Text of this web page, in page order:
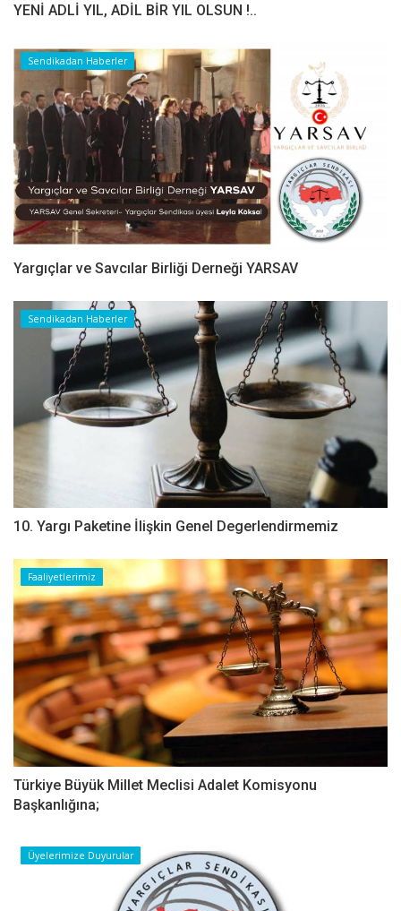
YENİ ADLİ YIL, ADİL BİR YIL OLSUN !..
Sendikadan Haberler
Yargıçlar ve Savcılar Birliği Derneği YARSAV
Sendikadan Haberler
10. Yargı Paketine İlişkin Genel Degerlendirmemiz
Faaliyetlerimiz
Türkiye Büyük Millet Meclisi Adalet Komisyonu
Başkanlığına;
Üyelerimize Duyurular